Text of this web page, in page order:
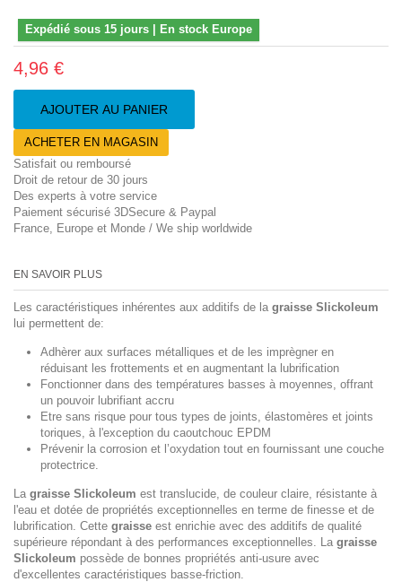
Expédié sous 15 jours | En stock Europe
4,96 €
AJOUTER AU PANIER
ACHETER EN MAGASIN
Satisfait ou remboursé
Droit de retour de 30 jours
Des experts à votre service
Paiement sécurisé 3DSecure & Paypal
France, Europe et Monde / We ship worldwide
EN SAVOIR PLUS
Les caractéristiques inhérentes aux additifs de la graisse Slickoleum
lui permettent de:
Adhèrer aux surfaces métalliques et de les imprègner en
réduisant les frottements et en augmentant la lubrification
Fonctionner dans des températures basses à moyennes, offrant
un pouvoir lubrifiant accru
Etre sans risque pour tous types de joints, élastomères et joints
toriques, à l'exception du caoutchouc EPDM
Prévenir la corrosion et l’oxydation tout en fournissant une couche
protectrice.
La graisse Slickoleum est translucide, de couleur claire, résistante à
l'eau et dotée de propriétés exceptionnelles en terme de finesse et de
lubrification. Cette graisse est enrichie avec des additifs de qualité
supérieure répondant à des performances exceptionnelles. La graisse
Slickoleum possède de bonnes propriétés anti-usure avec
d'excellentes caractéristiques basse-friction.